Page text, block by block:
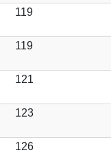
119
119
121
123
126